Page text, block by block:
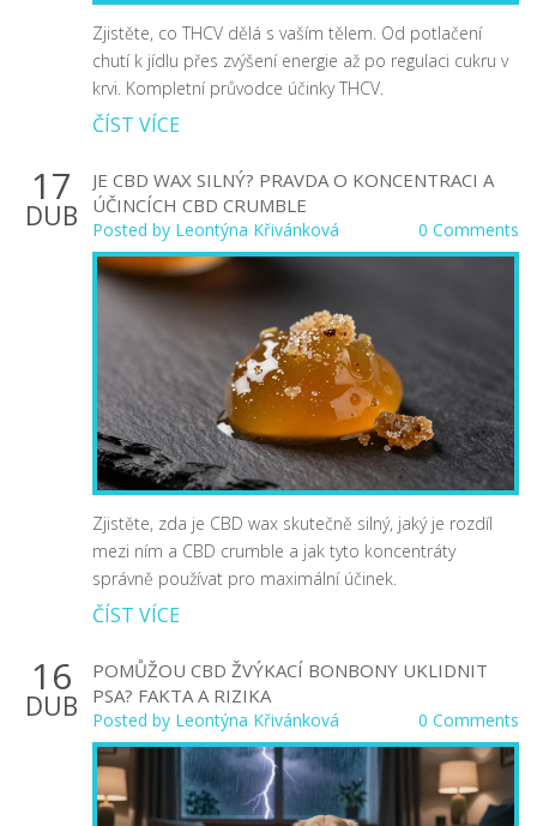
Zjistěte, co THCV dělá s vaším tělem. Od potlačení
chutí k jídlu přes zvýšení energie až po regulaci cukru v
krvi. Kompletní průvodce účinky THCV.
ČÍST VÍCE
17
DUB
JE CBD WAX SILNÝ? PRAVDA O KONCENTRACI A
ÚČINCÍCH CBD CRUMBLE
Posted by Leontýna Křivánková 0 Comments
Zjistěte, zda je CBD wax skutečně silný, jaký je rozdíl
mezi ním a CBD crumble a jak tyto koncentráty
správně používat pro maximální účinek.
ČÍST VÍCE
16
DUB
POMŮŽOU CBD ŽVÝKACÍ BONBONY UKLIDNIT
PSA? FAKTA A RIZIKA
Posted by Leontýna Křivánková 0 Comments